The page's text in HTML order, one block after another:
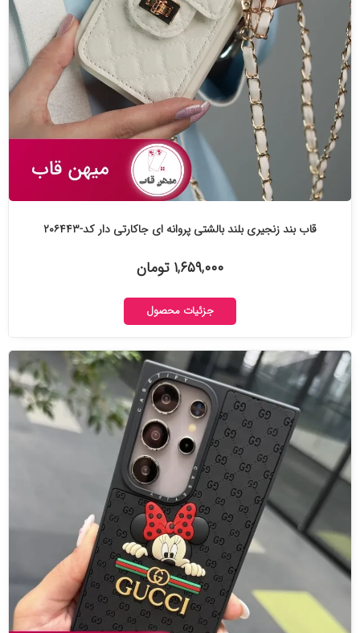
قاب بند زنجیری بلند بالشتی پروانه ای جاکارتی دار کد-۲۰۶۴۴۳
۱,۶۵۹,۰۰۰ تومان
جزئیات محصول